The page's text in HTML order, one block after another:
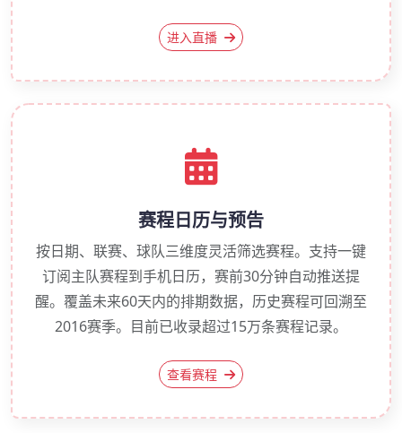
进入直播
赛程日历与预告
按日期、联赛、球队三维度灵活筛选赛程。支持一键
订阅主队赛程到手机日历，赛前30分钟自动推送提
醒。覆盖未来60天内的排期数据，历史赛程可回溯至
2016赛季。目前已收录超过15万条赛程记录。
查看赛程